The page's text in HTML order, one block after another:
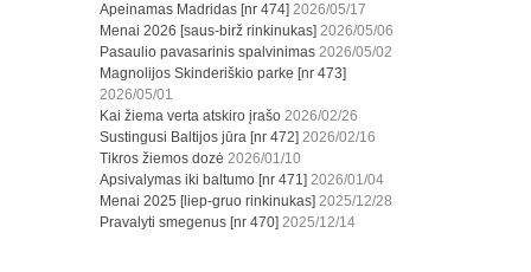
Apeinamas Madridas [nr 474] 2026/05/17
Menai 2026 [saus-birž rinkinukas] 2026/05/06
Pasaulio pavasarinis spalvinimas 2026/05/02
Magnolijos Skinderiškio parke [nr 473]
2026/05/01
Kai žiema verta atskiro įrašo 2026/02/26
Sustingusi Baltijos jūra [nr 472] 2026/02/16
Tikros žiemos dozė 2026/01/10
Apsivalymas iki baltumo [nr 471] 2026/01/04
Menai 2025 [liep-gruo rinkinukas] 2025/12/28
Pravalyti smegenus [nr 470] 2025/12/14